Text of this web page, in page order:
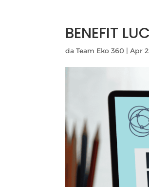
BENEFIT
daTeam Eko 360 |Apr